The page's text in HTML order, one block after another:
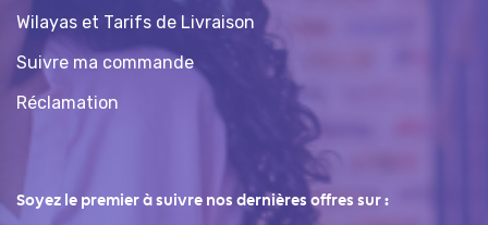
Wilayas et Tarifs de Livraison
Suivre ma commande
Réclamation
Soyez le premier à suivre nos dernières offres sur :